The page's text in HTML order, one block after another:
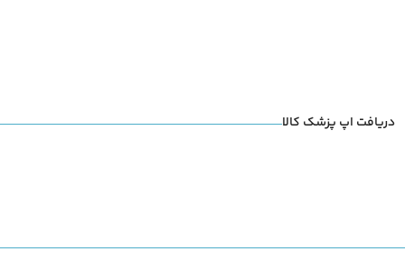
دریافت اپ پزشک کالا